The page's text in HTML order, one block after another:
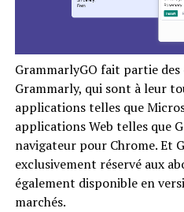
GrammarlyGO fait partie
Grammarly, qui sont à leur
applications telles que
applications Web telles que
navigateur pour Chrome. Et
exclusivement réservé aux
également disponible en
marchés.